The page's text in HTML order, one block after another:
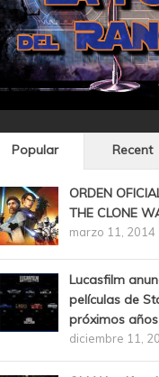
Popular Recent
ORDEN
THE CLONE
marzo 11, 2014
Lucasfilm
películas de
próximos años
diciembre 11,